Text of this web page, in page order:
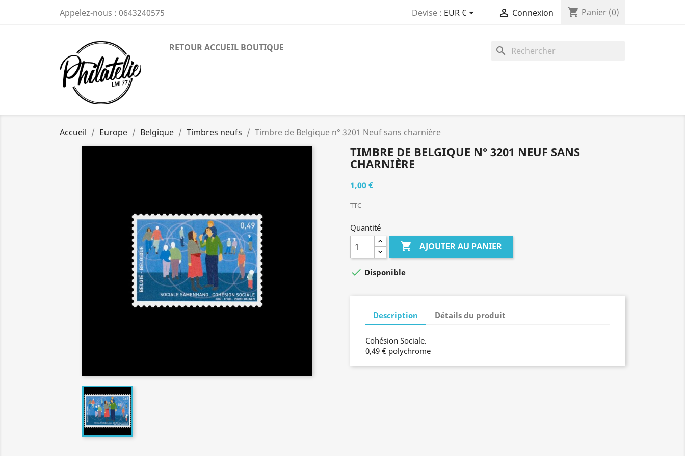
Appelez-nous : 0643240575 Devise : EUR €  Connexion shopping_cart Panier (0)
RETOUR ACCUEIL BOUTIQUE search
Accueil Europe Belgique Timbres neufs Timbre de Belgique n° 3201 Neuf sans charnière
TIMBRE DE BELGIQUE N° 3201 NEUF SANS
CHARNIÈRE
1,00 €
TTC
Quantité
 AJOUTER AU PANIER
 Disponible
Description Détails du produit
Cohésion Sociale.
0,49 € polychrome